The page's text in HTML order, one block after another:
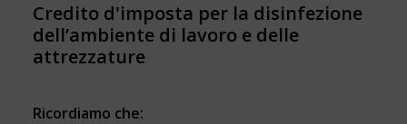
Credito d'imposta per la disinfezione
dell’ambiente di lavoro e delle
attrezzature
Ricordiamo che: